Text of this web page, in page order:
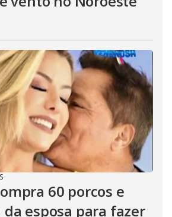
60 porcos e
esposa para fazer